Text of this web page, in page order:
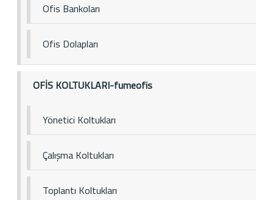
Ofis Bankoları
Ofis Dolapları
OFİS KOLTUKLARI-fumeofis
Yönetici Koltukları
Çalışma Koltukları
Toplantı Koltukları